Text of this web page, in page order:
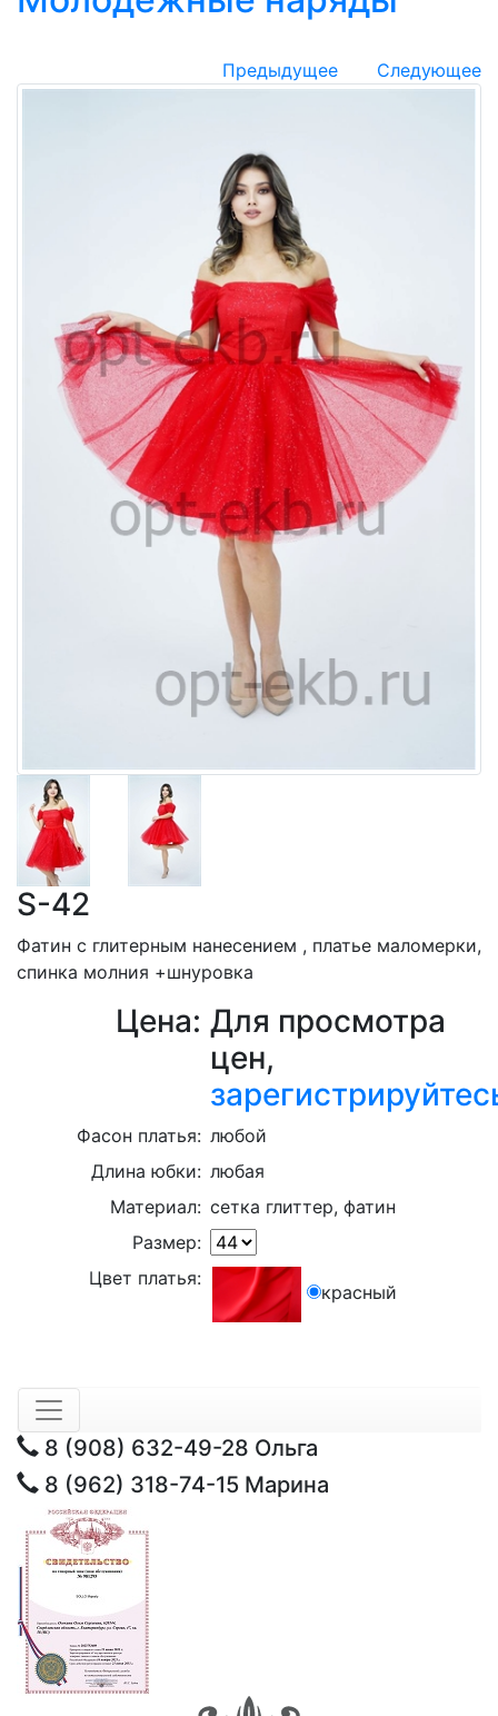
Предыдущее Следующее
S-42
Фатин с глитерным нанесением , платье маломерки,
спинка молния +шнуровка
Цена: Для просмотра
цен,
Фасон платья: любой
Длина юбки: любая
Материал: сетка глиттер, фатин
Размер:
Цвет платья:
красный
8 (908) 632-49-28 Ольга
8 (962) 318-74-15 Марина